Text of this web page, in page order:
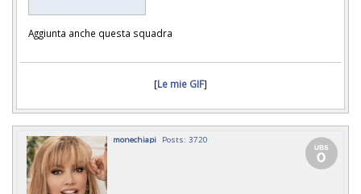
Aggiunta anche questa squadra
[Le mie GIF]
monechiapi Posts: 3720